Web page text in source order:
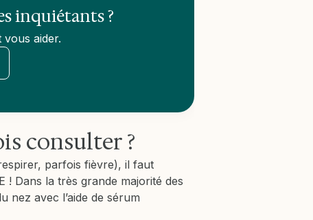
inquiétants ?
aider.
consulter ?
parfois fièvre), il faut
! Dans la très grande majorité des
nez avec l’aide de sérum